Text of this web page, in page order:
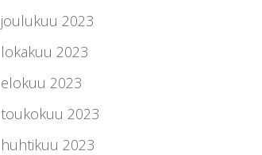
joulukuu 2023
lokakuu 2023
elokuu 2023
toukokuu 2023
huhtikuu 2023